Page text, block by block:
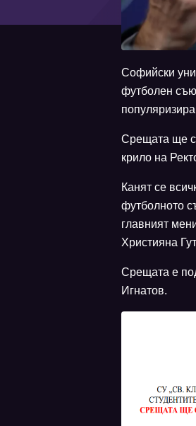
Софийски
футболен
Срещата ще
крило на
Канят се
футболното
главният
Християна
Срещата е
Игнатов.